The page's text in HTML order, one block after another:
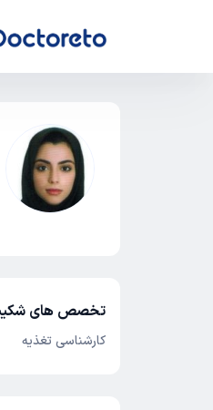
تخصص های
کارشناسی تغذیه